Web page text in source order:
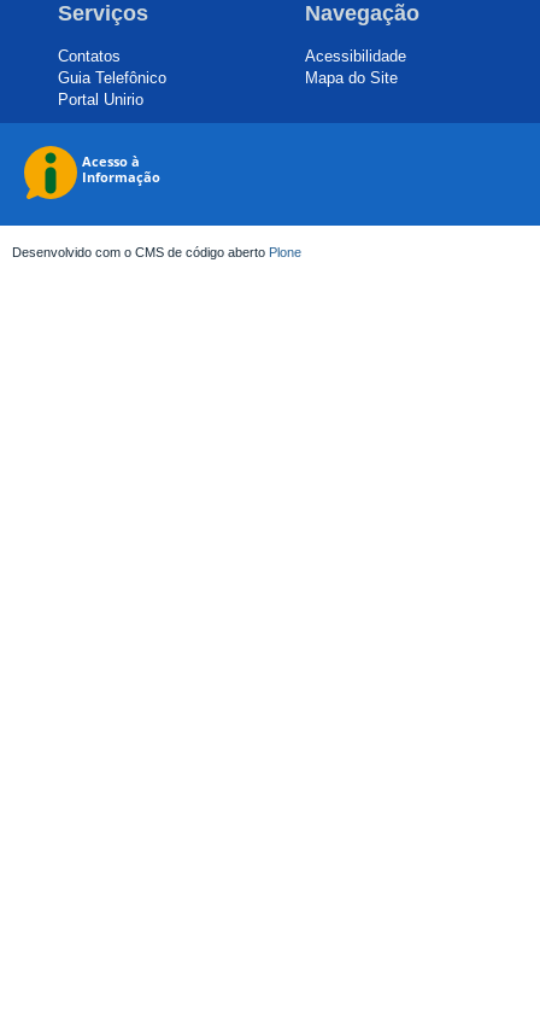
Serviços
Contatos
Guia Telefônico
Portal Unirio
Navegação
Acessibilidade
Mapa do Site
Desenvolvido com o CMS de código aberto Plone